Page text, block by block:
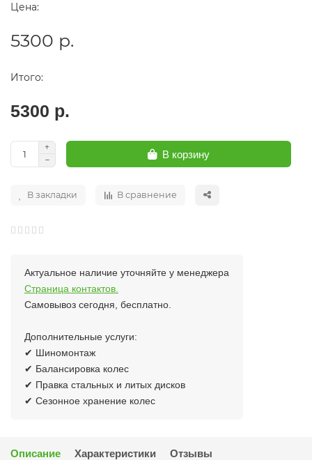
Цена:
5300 р.
Итого:
5300 р.
В корзину
В закладки В сравнение
Актуальное наличие уточняйте у менеджера
Страница контактов.
Самовывоз сегодня, бесплатно.
Дополнительные услуги:
✔ Шиномонтаж
✔ Балансировка колес
✔ Правка стальных и литых дисков
✔ Сезонное хранение колес
Описание Характеристики Отзывы